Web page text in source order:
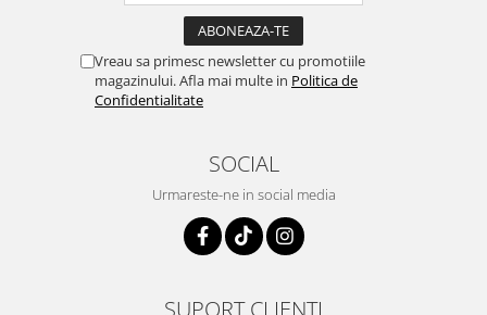
Vreau sa primesc newsletter cu promotiile
magazinului. Afla mai multe in Politica de
Confidentialitate
SOCIAL
Urmareste-ne in social media
SUPORT CLIENTI